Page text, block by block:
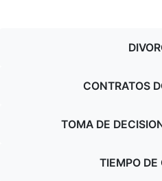
CONTRATOS
TOMA DE
TIEMPO DE